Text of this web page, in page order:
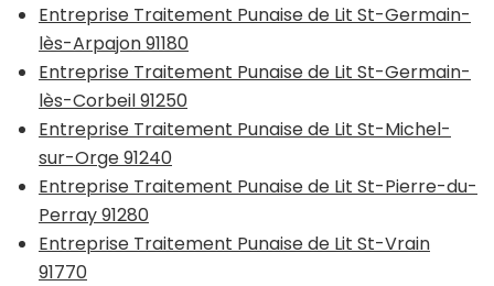
Entreprise Traitement Punaise de Lit St-Germain-
lès-Arpajon 91180
Entreprise Traitement Punaise de Lit St-Germain-
lès-Corbeil 91250
Entreprise Traitement Punaise de Lit St-Michel-
sur-Orge 91240
Entreprise Traitement Punaise de Lit St-Pierre-du-
Perray 91280
Entreprise Traitement Punaise de Lit St-Vrain
91770